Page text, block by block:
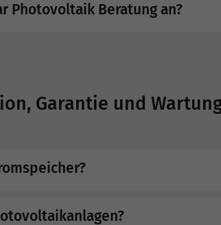
Photovoltaik Beratung an?
Garantie und